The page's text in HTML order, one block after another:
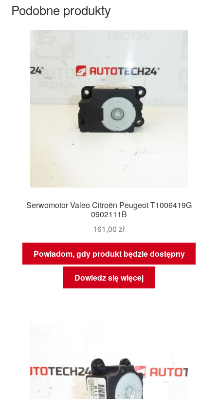
Podobne produkty
Serwomotor Valeo Citroën Peugeot T1006419G
0902111B
161,00 zł
Powiadom, gdy produkt będzie dostępny
Dowiedz się więcej